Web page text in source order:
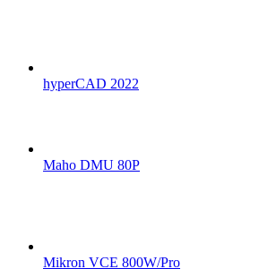
hyperCAD 2022
Maho DMU 80P
Mikron VCE 800W/Pro